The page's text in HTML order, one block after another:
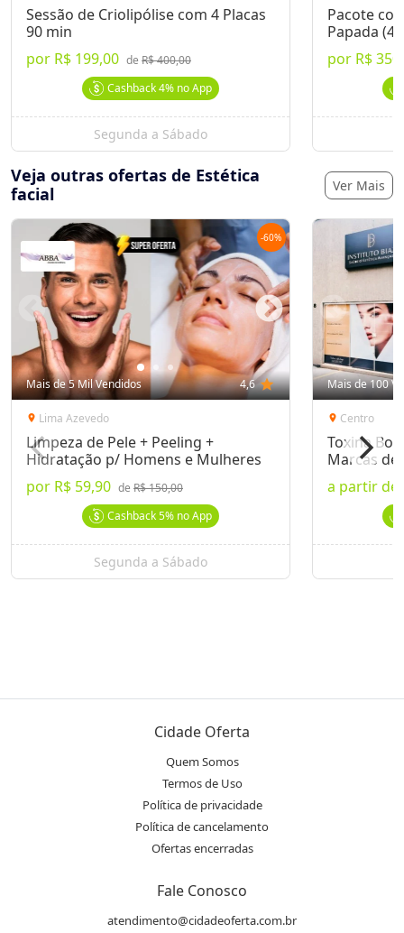
Sessão de Criolipólise com 4 Placas
90 min
por R$ 199,00 deR$ 400,00
Cashback4%no App
Segunda a Sábado
Pacote
Papada
por R$
Veja outras ofertas de Estética
facial
Ver Mais
-60%
Mais de 5 Mil Vendidos 4,6 star
location_on Lima Azevedo
Limpeza de Pele + Peeling +
Hidratação p/ Homens e Mulheres
por R$ 59,90 deR$ 150,00
Cashback5%no App
Segunda a Sábado
Mais de 100
location_on Centro
Toxina
Marcas de
a partir de
Cidade Oferta
Quem Somos
Termos de Uso
Política de privacidade
Política de cancelamento
Ofertas encerradas
Fale Conosco
atendimento@cidadeoferta.com.br